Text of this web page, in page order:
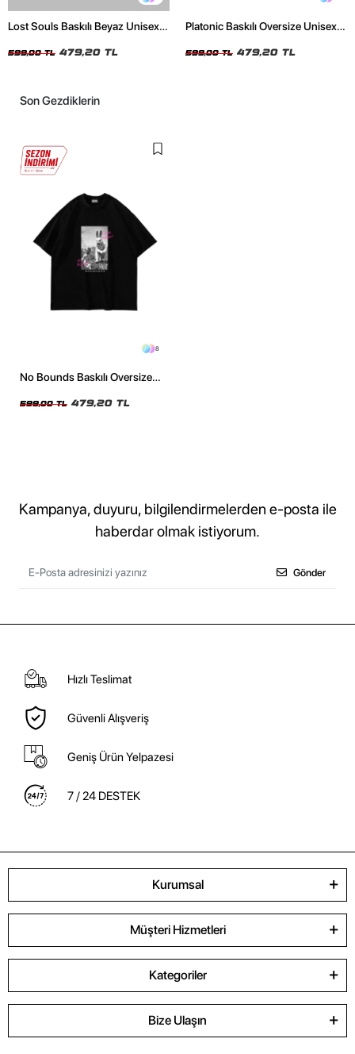
Lost Souls Baskılı Beyaz Unisex
599,00 TL 479,20 TL
Platonic Baskılı Oversize Unisex
599,00 TL 479,20 TL
Son Gezdiklerin
8
No Bounds Baskılı Oversize
599,00 TL 479,20 TL
Kampanya, duyuru, bilgilendirmelerden e-posta ile
haberdar olmak istiyorum.
Gönder
Hızlı Teslimat
Güvenli Alışveriş
Geniş Ürün Yelpazesi
7 / 24 DESTEK
Kurumsal
Müşteri Hizmetleri
Kategoriler
Bize Ulaşın